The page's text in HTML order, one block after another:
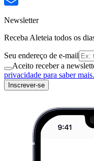
Newsletter
Receba Aleteia todos os
Seu endereço de e-mail
Aceito receber a
privacidade para saber mais.
Inscrever-se